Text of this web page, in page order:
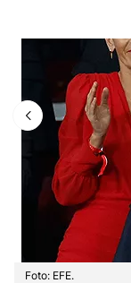
Ciclismo
Herri-kirolak
Balonmano
Kirolak 360
Foto: EFE.